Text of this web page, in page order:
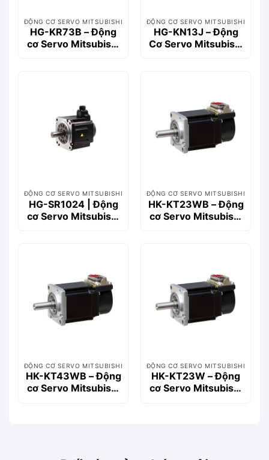
ĐỘNG CƠ SERVO MITSUBISHI
HG-KR73B – Động
cơ Servo Mitsubishi
ĐỘNG CƠ SERVO MITSUBISHI
HG-KN13J – Động
Cơ Servo Mitsubishi
ĐỘNG CƠ SERVO MITSUBISHI
HG-SR1024 | Động
cơ Servo Mitsubishi
ĐỘNG CƠ SERVO MITSUBISHI
HK-KT23WB – Động
cơ Servo Mitsubishi
ĐỘNG CƠ SERVO MITSUBISHI
HK-KT43WB – Động
cơ Servo Mitsubishi
ĐỘNG CƠ SERVO MITSUBISHI
HK-KT23W – Động
cơ Servo Mitsubishi